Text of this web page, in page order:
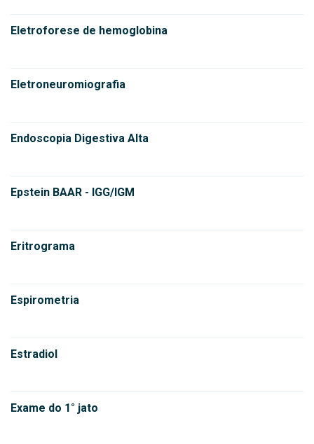
Eletroforese de hemoglobina
Eletroneuromiografia
Endoscopia Digestiva Alta
Epstein BAAR - IGG/IGM
Eritrograma
Espirometria
Estradiol
Exame do 1° jato